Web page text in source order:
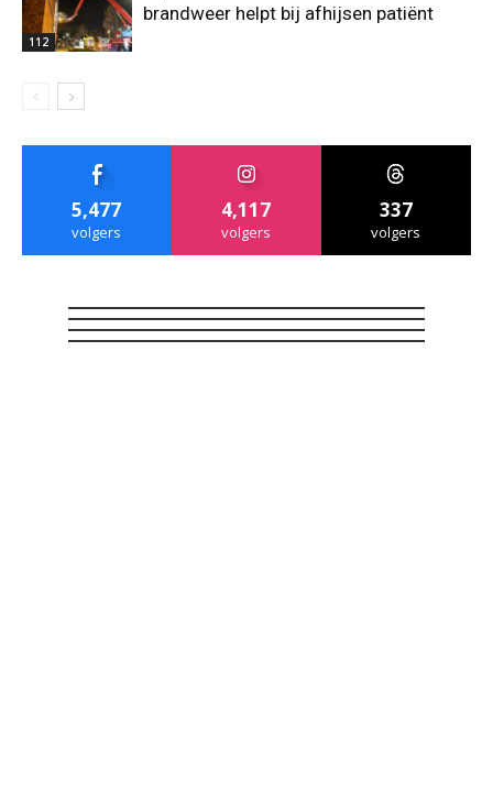
112
brandweer helpt bij afhijsen patiënt
5,477
volgers
4,117
volgers
337
volgers